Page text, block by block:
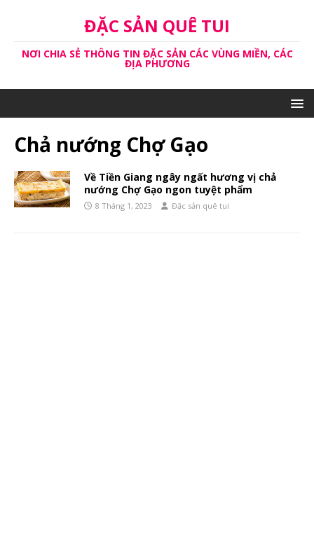
ĐẶC SẢN QUÊ TUI
NƠI CHIA SẺ THÔNG TIN ĐẶC SẢN CÁC VÙNG MIỀN, CÁC
ĐỊA PHƯƠNG
Chả nướng Chợ Gạo
Về Tiền Giang ngây ngất hương vị chả
nướng Chợ Gạo ngon tuyệt phẩm
8 Tháng 1, 2023 Đặc sản quê tui